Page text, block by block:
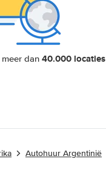
dan 40.000 locaties
Autohuur Argentinië